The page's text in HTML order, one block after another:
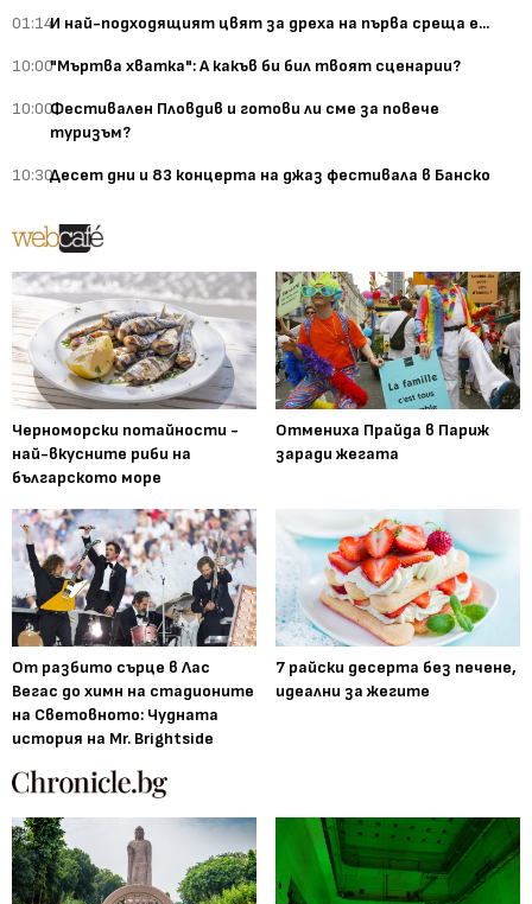
01:14И най-подходящият цвят за дреха на първа среща е...
10:00"Мъртва хватка": А какъв би бил твоят сценарии?
10:00Фестивален Пловдив и готови ли сме за повече
туризъм?
10:30Десет дни и 83 концерта на джаз фестивала в Банско
Черноморски потайности -
най-вкусните риби на
българското море
Отмениха Прайда в Париж
заради жегата
От разбито сърце в Лас
Вегас до химн на стадионите
на Световното: Чудната
история на Mr. Brightside
7 райски десерта без печене,
идеални за жегите